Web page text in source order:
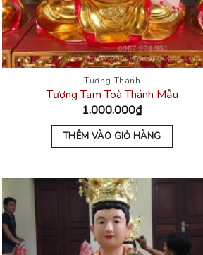
Tượng Thánh
Tượng Tam Toà Thánh Mẫu
1.000.000₫
THÊM VÀO GIỎ HÀNG